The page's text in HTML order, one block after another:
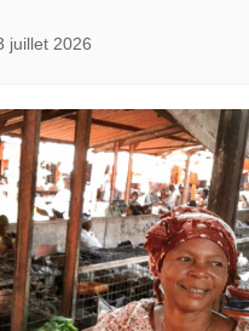
juillet 2026